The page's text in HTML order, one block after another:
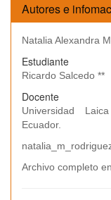
Autores e
Natalia Alexandra
Estudiante
Ricardo Salcedo **
Docente
Universidad
Ecuador.
Archivo completo en